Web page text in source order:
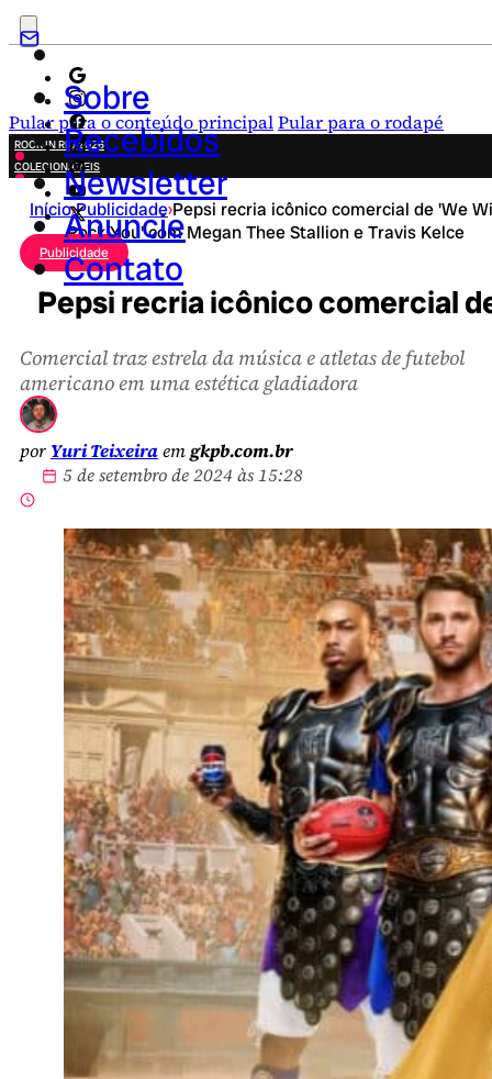
Pular para o conteúdo principalPular para o rodapé
Sobre
Recebidos
Newsletter
Anuncie
Contato
ROCK IN RIO 2026
COLECIONÁVEIS
FESTA JUNINA
NOVIDADES
CAMPANHAS CRIATIVAS
Início›Publicidade›Pepsi recria icônico comercial de 'We
Rock You' com Megan Thee Stallion e Travis Kelce
Publicidade
Pepsi recria icônico comercial
Comercial traz estrela da música e atletas de futebol
americano em uma estética gladiadora
por Yuri Teixeiraemgkpb.com.br
5 de setembro de 2024 às 15:28